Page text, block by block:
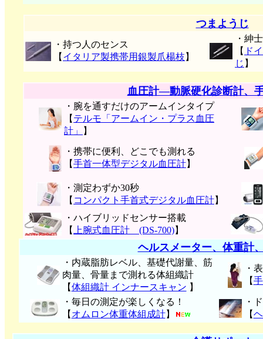
つまようじ
・持つ人のセンス
【 イタリア製携帯用銀製爪楊枝 】
・紳
【 ド
じ 】
血圧計―動脈硬化診断計、
・腕を通すだけのアームインタイプ
【 テルモ「アームイン・プラス血圧
計」
】
・携帯に便利、どこでも測れる
【手首一体型デジタル血圧計】
・測定わずか30秒
【 コンパクト手首式デジタル血圧計】
・ハイブリッドセンサー搭載
【
上腕式血圧計 (DS-700)】
ヘルスメーター、体重計
・内蔵脂肪レベル、基礎代謝量、筋
肉量、骨量まで測れる体組織計
【体組織計 インナースキャン 】
・
【
・毎日の測定が楽しくなる！
【 オムロン体重体組成計】
・
【